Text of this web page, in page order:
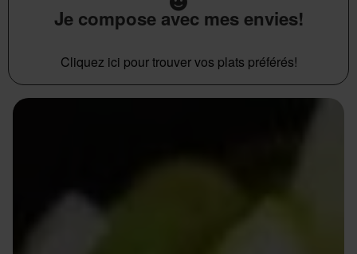
Je compose avec mes envies!
Cliquez ici pour trouver vos plats préférés!